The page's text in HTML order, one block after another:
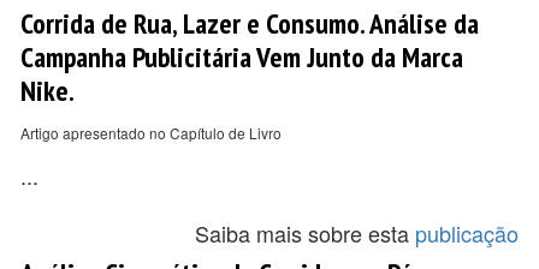
Corrida de Rua, Lazer e Consumo. Análise da
Campanha Publicitária Vem Junto da Marca
Nike.
Artigo apresentado no Capítulo de Livro
...
Saiba mais sobre esta publicação